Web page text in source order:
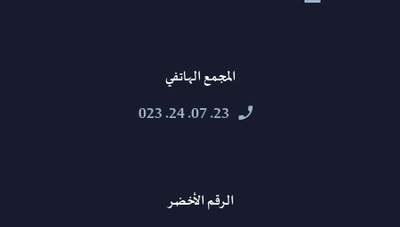
المجمع الهاتفي


23. 07. 24. 023
الرقم الأخضر